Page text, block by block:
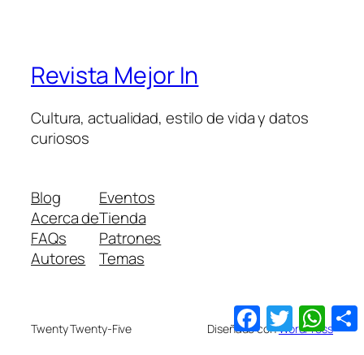
Revista Mejor In
Cultura, actualidad, estilo de vida y datos
curiosos
Blog
Acerca de
FAQs
Autores
Eventos
Tienda
Patrones
Temas
Twenty Twenty-Five Diseñado conWordPress
Facebook
Twitter